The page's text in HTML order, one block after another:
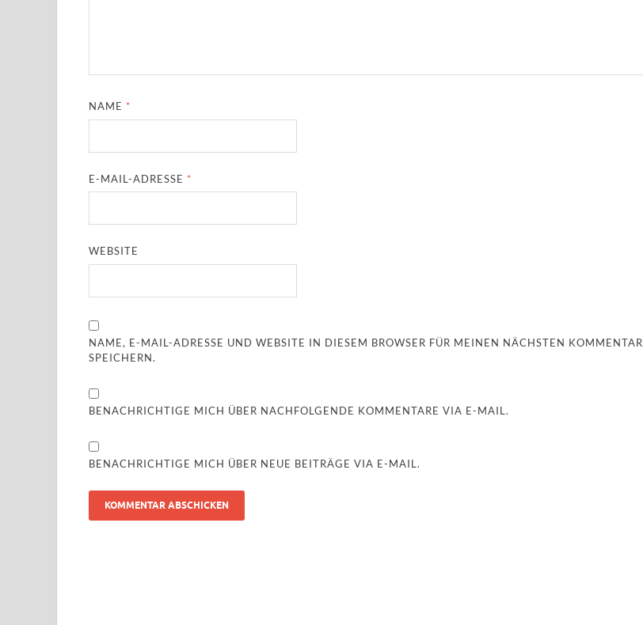
NAME *
E-MAIL-ADRESSE *
WEBSITE
NAME, E-MAIL-ADRESSE UND WEBSITE IN DIESEM BROWSER FÜR MEINEN NÄCHSTEN KOMMENTAR
SPEICHERN.
BENACHRICHTIGE MICH ÜBER NACHFOLGENDE KOMMENTARE VIA E-MAIL.
BENACHRICHTIGE MICH ÜBER NEUE BEITRÄGE VIA E-MAIL.